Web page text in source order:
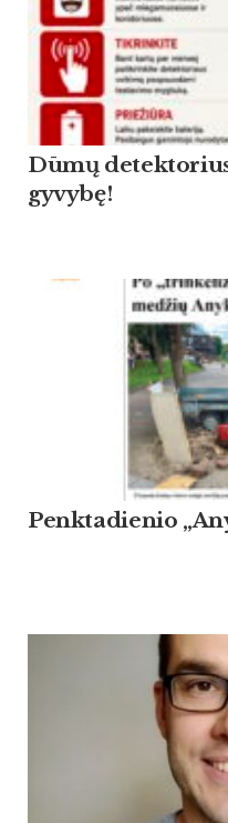
Dūmų
gyvybę!
Penktadienio